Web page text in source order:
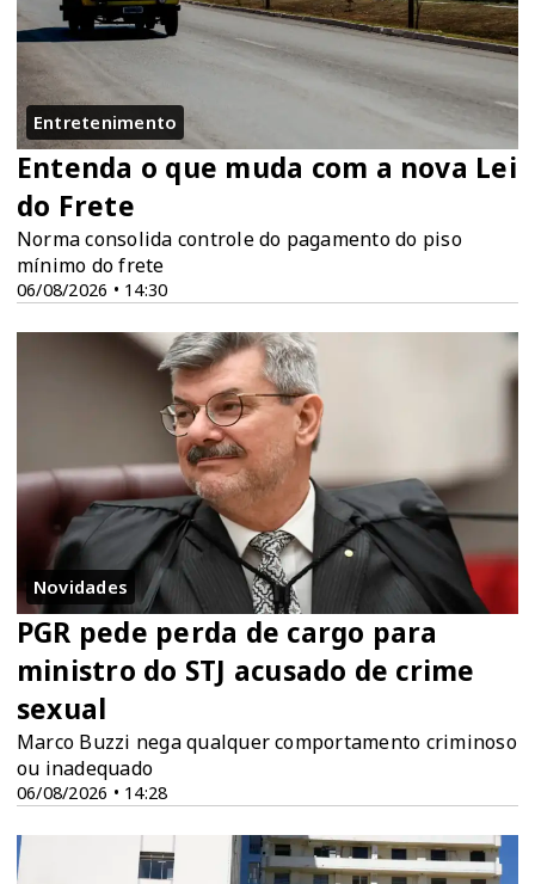
Entretenimento
06/08/2026 • 14:30
Entenda o que muda com a nova Lei
do Frete
Norma consolida controle do pagamento do piso
mínimo do frete
Novidades
06/08/2026 • 14:28
PGR pede perda de cargo para
ministro do STJ acusado de crime
sexual
Marco Buzzi nega qualquer comportamento criminoso
ou inadequado